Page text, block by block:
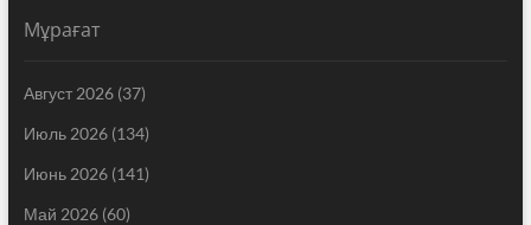
Мұрағат
Август 2026(37)
Июль 2026(134)
Июнь 2026(141)
Май 2026(60)